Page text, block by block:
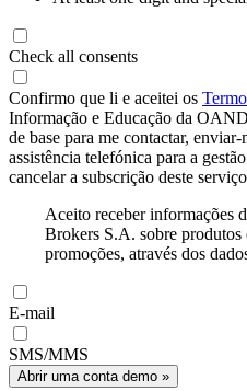
Check all consents
Confirmo que li e aceitei os
Informação e Educação da
de base para me contactar,
assistência telefónica para a
cancelar a subscrição deste
Aceito receber informações
Brokers S.A. sobre produtos
promoções, através dos
E-mail
SMS/MMS
Abrir uma conta demo »